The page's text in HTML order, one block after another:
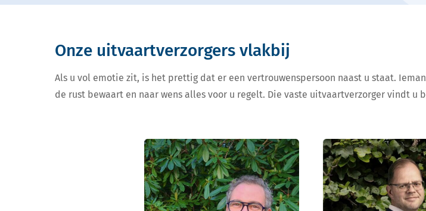
Onze uitvaartverzorgers vlakbij
Als u vol emotie zit, is het prettig dat er een vertrouwenspersoon naast u staat.
de rust bewaart en naar wens alles voor u regelt. Die vaste uitvaartverzorger vindt u